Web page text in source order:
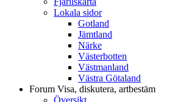
Lokala sidor
Gotland
Jämtland
Närke
Västerbotten
Västmanland
Västra Götaland
Forum Visa, diskutera, artbestäm
Översikt